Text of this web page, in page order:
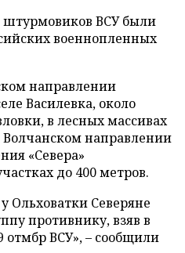
штурмовиков ВСУ были
военнопленных
направлении
Василевка, около
в лесных массивах
Волчанском направлении
«Севера»
до 400 метров.
Ольховатки Северяне
противнику, взяв в
отмбр ВСУ», – сообщили